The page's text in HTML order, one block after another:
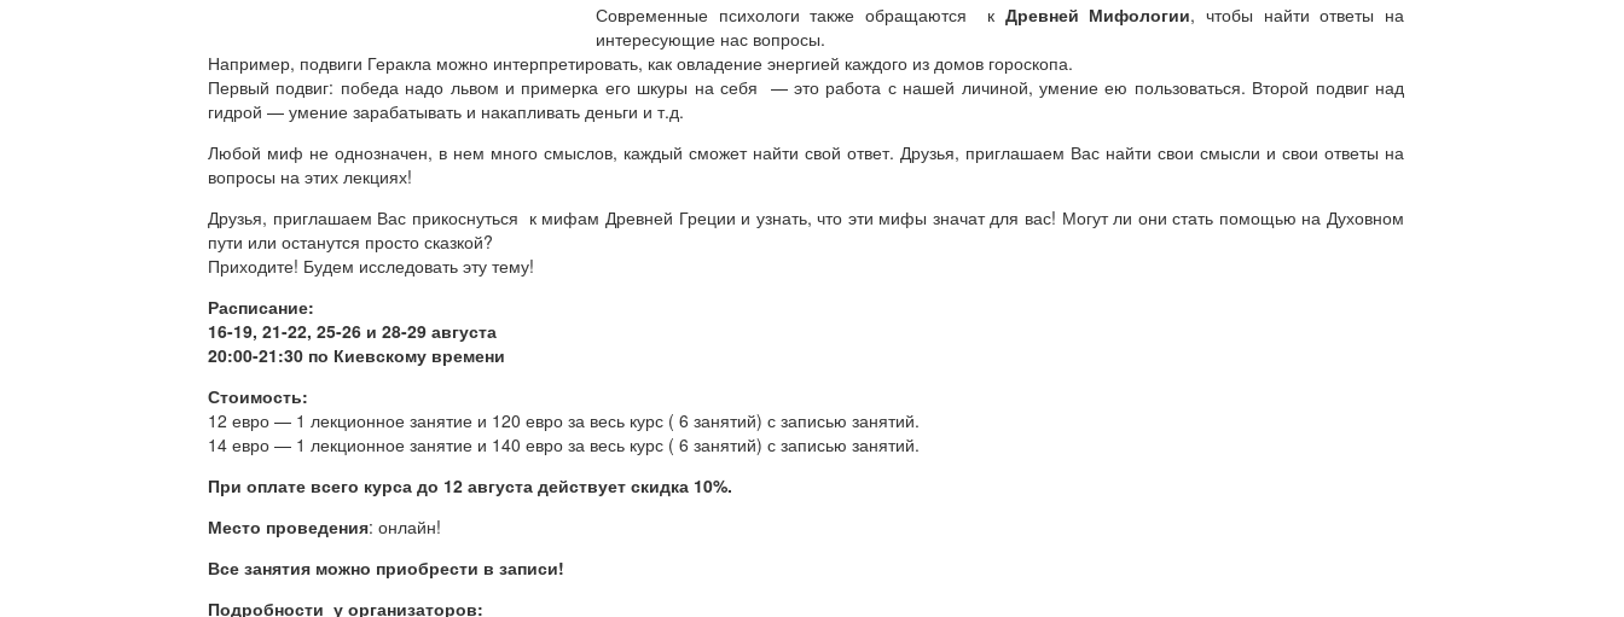
Современные психологи также обращаются к Древней Мифологии, чтобы найти ответы на
интересующие нас вопросы.
Например, подвиги Геракла можно интерпретировать, как овладение энергией каждого из домов гороскопа.
Первый подвиг: победа надо львом и примерка его шкуры на себя — это работа с нашей личиной, умение ею пользоваться. Второй подвиг над
гидрой — умение зарабатывать и накапливать деньги и т.д.
Любой миф не однозначен, в нем много смыслов, каждый сможет найти свой ответ. Друзья, приглашаем Вас найти свои смысли и свои ответы на
вопросы на этих лекциях!
Друзья, приглашаем Вас прикоснуться к мифам Древней Греции и узнать, что эти мифы значат для вас! Могут ли они стать помощью на Духовном
пути или останутся просто сказкой?
Приходите! Будем исследовать эту тему!
Расписание:
16-19, 21-22, 25-26 и 28-29 августа
20:00-21:30 по Киевскому времени
Стоимость:
12 евро — 1 лекционное занятие и 120 евро за весь курс ( 6 занятий) с записью занятий.
14 евро — 1 лекционное занятие и 140 евро за весь курс ( 6 занятий) с записью занятий.
При оплате всего курса до 12 августа действует скидка 10%.
Место проведения: онлайн!
Все занятия можно приобрести в записи!
Подробности у организаторов: